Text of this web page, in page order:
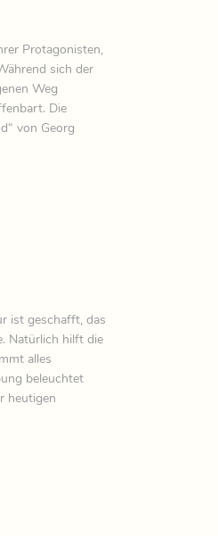
Protagonisten,
sich der
Weg
Die
von Georg
ist geschafft, das
Natürlich hilft die
alles
beleuchtet
heutigen